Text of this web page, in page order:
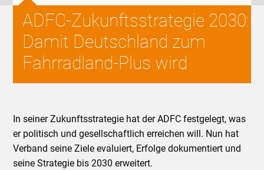
ADFC-Zukunftsstrategie 2030:
Damit Deutschland zum
Fahrradland-Plus wird
In seiner Zukunftsstrategie hat der ADFC festgelegt, was
er politisch und gesellschaftlich erreichen will. Nun hat
Verband seine Ziele evaluiert, Erfolge dokumentiert und
seine Strategie bis 2030 erweitert.